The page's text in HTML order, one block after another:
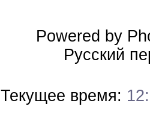
Powered by
Русский
Текущее время: